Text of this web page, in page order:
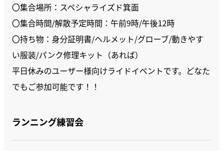
〇集合場所：スペシャライズド箕面
〇集合時間/解散予定時間：午前9時/午後12時
〇持ち物：身分証明書/ヘルメット/グローブ/動きやす
い服装/パンク修理キット（あれば）
平日休みのユーザー様向けライドイベントです。どなた
でもご参加可能です！！
ランニング練習会